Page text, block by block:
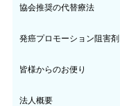
協会推奨の代替療法
発癌プロモーション阻害剤
皆様からのお便り
法人概要